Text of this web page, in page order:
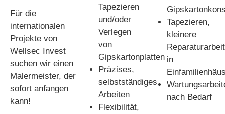
Für die
internationalen
Projekte von
Wellsec Invest
suchen wir einen
Malermeister, der
sofort anfangen
kann!
Tapezieren
und/oder
Verlegen
von
Gipskartonplatten
Präzises,
selbstständiges
Arbeiten
Flexibilität,
Tapezieren,
kleinere
in
nach Bedarf